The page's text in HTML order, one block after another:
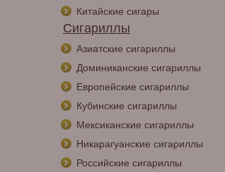
Китайские сигары
Сигариллы
Азиатские сигариллы
Доминиканские сигариллы
Европейские сигариллы
Кубинские сигариллы
Мексиканские сигариллы
Никарагуанские сигариллы
Российские сигариллы